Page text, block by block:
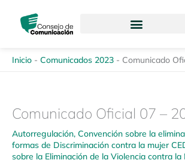
contenido
Inicio - Comunicados 2023 - Comunicado
Comunicado Oficial 07 –
Autorregulación, Convención sobre la
formas de Discriminación contra la mujer
sobre la Eliminación de la Violencia contra la